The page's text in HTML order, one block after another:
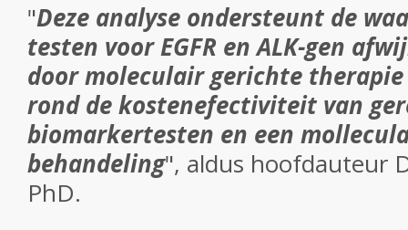
"Deze analyse ondersteunt de
testen voor EGFR en ALK-gen
door moleculair gerichte
rond de kostenefectiviteit van
biomarkertesten en een
behandeling", aldus hoofdauteur
PhD.